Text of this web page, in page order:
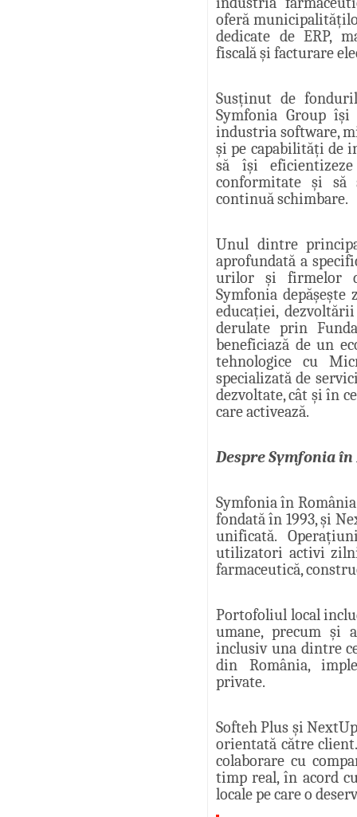
oferă
dedicate de ERP,
fiscală și facturare
Susținut de
Symfonia Group
industria software,
și pe capabilități de
să își
conformitate și să
continuă schimbare.
Unul dintre
aprofundată a
urilor și firmelor
Symfonia
educației,
derulate prin
beneficiază de un
tehnologice cu
specializată de
dezvoltate, cât și în
care activează.
Despre Symfonia
Symfonia în
fondată în 1993, și
unificată.
utilizatori activi
farmaceutică,
Portofoliul local
umane, precum și
inclusiv una dintre
din România,
private.
Softeh Plus și
orientată către
colaborare cu
timp real, în acord
locale pe care o